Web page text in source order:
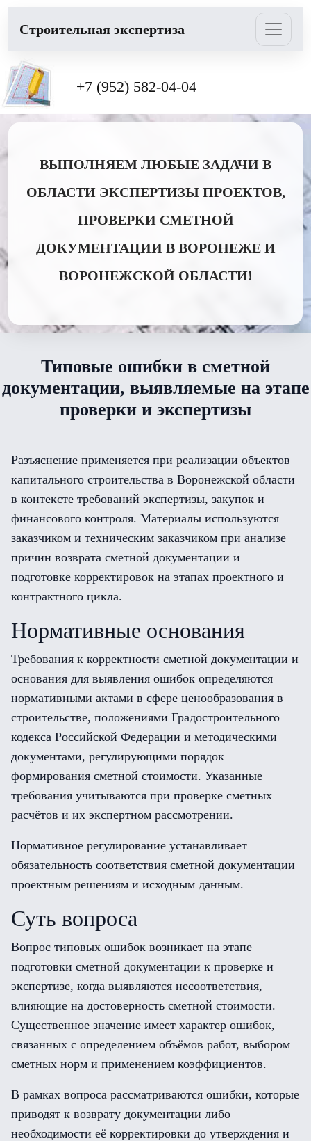
Cтроительная экспертиза
+7 (952) 582-04-04
ВЫПОЛНЯЕМ ЛЮБЫЕ ЗАДАЧИ В
ОБЛАСТИ ЭКСПЕРТИЗЫ ПРОЕКТОВ,
ПРОВЕРКИ СМЕТНОЙ
ДОКУМЕНТАЦИИ В ВОРОНЕЖЕ И
ВОРОНЕЖСКОЙ ОБЛАСТИ!
Типовые ошибки в сметной
документации, выявляемые на этапе
проверки и экспертизы
Разъяснение применяется при реализации объектов
капитального строительства в Воронежской области
в контексте требований экспертизы, закупок и
финансового контроля. Материалы используются
заказчиком и техническим заказчиком при анализе
причин возврата сметной документации и
подготовке корректировок на этапах проектного и
контрактного цикла.
Нормативные основания
Требования к корректности сметной документации и
основания для выявления ошибок определяются
нормативными актами в сфере ценообразования в
строительстве, положениями Градостроительного
кодекса Российской Федерации и методическими
документами, регулирующими порядок
формирования сметной стоимости. Указанные
требования учитываются при проверке сметных
расчётов и их экспертном рассмотрении.
Нормативное регулирование устанавливает
обязательность соответствия сметной документации
проектным решениям и исходным данным.
Суть вопроса
Вопрос типовых ошибок возникает на этапе
подготовки сметной документации к проверке и
экспертизе, когда выявляются несоответствия,
влияющие на достоверность сметной стоимости.
Существенное значение имеет характер ошибок,
связанных с определением объёмов работ, выбором
сметных норм и применением коэффициентов.
В рамках вопроса рассматриваются ошибки, которые
приводят к возврату документации либо
необходимости её корректировки до утверждения и